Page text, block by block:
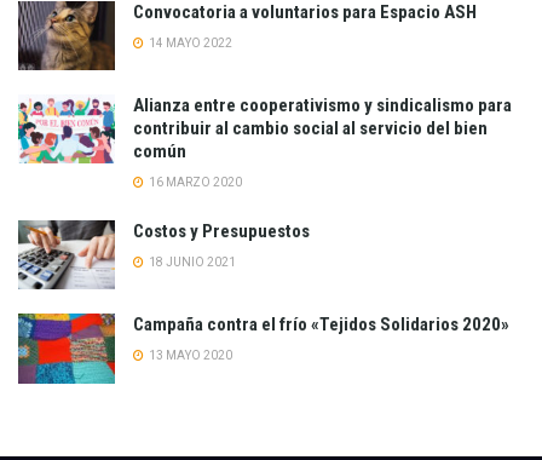
Convocatoria a voluntarios para Espacio ASH
14 MAYO 2022
Alianza entre cooperativismo y sindicalismo para
contribuir al cambio social al servicio del bien
común
16 MARZO 2020
Costos y Presupuestos
18 JUNIO 2021
Campaña contra el frío «Tejidos Solidarios 2020»
13 MAYO 2020